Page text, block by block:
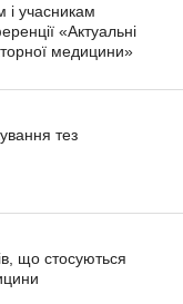
і учасникам
«Актуальні
медицини»
тез
що стосуються